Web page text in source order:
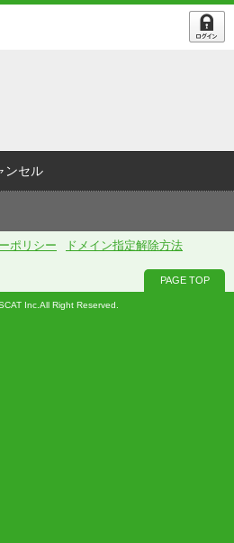
ンセル
ポリシー ドメイン指定解除方法
PAGE TOP
Inc.All Right Reserved.